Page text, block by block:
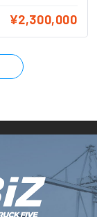
¥2,300,000